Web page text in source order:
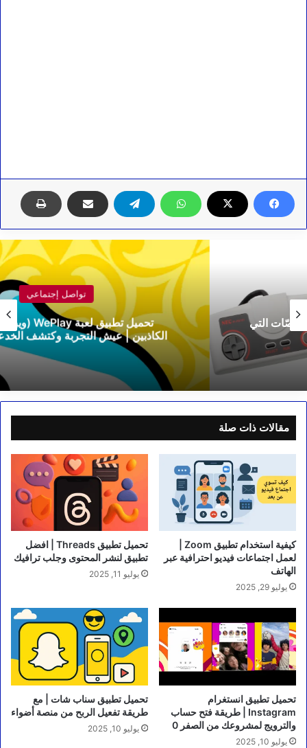
تواصل إجتماعي
تحميل تطبيق لعبة WePlay (ويبلاي) – مقهى
الكاذبين | عيش التجربة وكتشف الخدعةلعبة2025
مقالات ذات صلة
لعمل اجتماعات فيديو احترافية عبر
الهاتف
يوليو 29, 2025
تحميل تطبيق Threads | افضل
تطبيق لنشر المحتوى وجلب ترافيك
يوليو 11, 2025
تحميل تطبيق انستغرام
Instagram | طريقة فتح حساب
والترويج لمشروعك من الصفر 0
يوليو 10, 2025
تحميل تطبيق سناب شات | مع
طريقة تفعيل الربح من منصة أضواء
يوليو 10, 2025